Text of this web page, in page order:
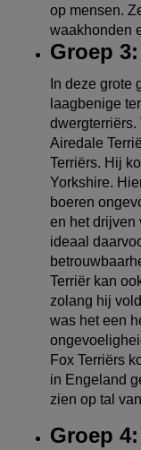
op mensen.
waakhonden
Groep
In deze grote
laagbenige
Airedale
Terriërs. Hij
Yorkshire.
boeren
en het drijven
ideaal
Terriër kan
zolang hij
was het een
Fox Terriërs
in Engeland
zien op tal
Groep